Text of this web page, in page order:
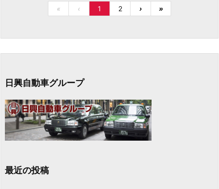
« ‹ 1 2 › »
日興自動車グループ
最近の投稿